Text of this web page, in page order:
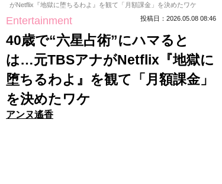
がNetflix『地獄に堕ちるわよ』を観て「月額課金」を決めたワケ
Entertainment 投稿日：2026.05.08 08:46
40歳で“六星占術”にハマると
は…元TBSアナがNetflix『地獄に
堕ちるわよ』を観て「月額課金」
を決めたワケ
アンヌ遙香